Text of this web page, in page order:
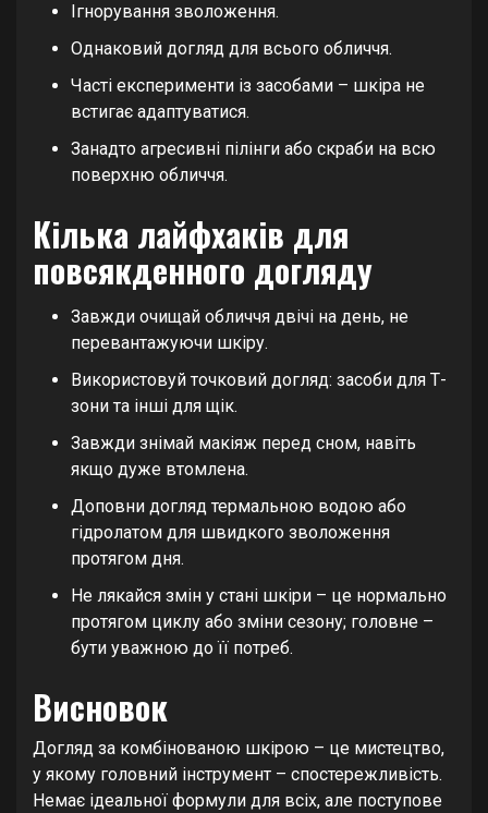
Ігнорування зволоження.
Однаковий догляд для всього обличчя.
Часті експерименти із засобами – шкіра не
встигає адаптуватися.
Занадто агресивні пілінги або скраби на всю
поверхню обличчя.
Кілька лайфхаків для
повсякденного догляду
Завжди очищай обличчя двічі на день, не
перевантажуючи шкіру.
Використовуй точковий догляд: засоби для Т-
зони та інші для щік.
Завжди знімай макіяж перед сном, навіть
якщо дуже втомлена.
Доповни догляд термальною водою або
гідролатом для швидкого зволоження
протягом дня.
Не лякайся змін у стані шкіри – це нормально
протягом циклу або зміни сезону; головне –
бути уважною до її потреб.
Висновок
Догляд за комбінованою шкірою – це мистецтво,
у якому головний інструмент – спостережливість.
Немає ідеальної формули для всіх, але поступове